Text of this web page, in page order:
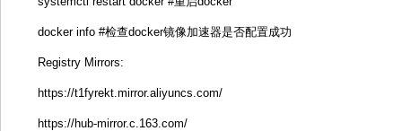
docker info #检查docker镜像加速器是否配置成功
Registry Mirrors:
https://t1fyrekt.mirror.aliyuncs.com/
https://hub-mirror.c.163.com/